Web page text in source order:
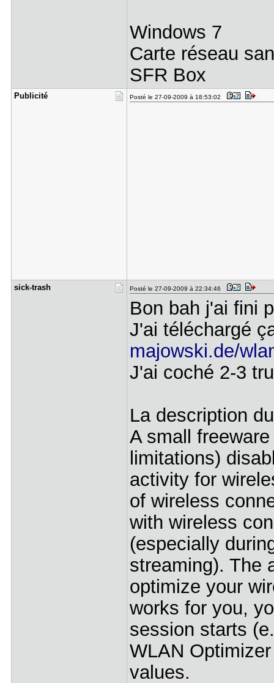
Windows 7
Carte réseau
SFR Box
Publicité Posté le 27-09-2009 à 18:53:02
sick-trash Posté le 27-09-2009 à 22:34:46
Bon bah j'ai fini
J'ai téléchargé
majowski.de/
J'ai coché 2-3
La description
A small
limitations)
activity for
of wireless
with wireless
(especially
streaming). The
optimize your
works for you,
session starts
WLAN
values.